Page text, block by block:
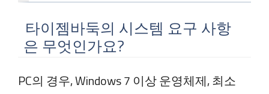
타이젬바둑의 시스템 요구 사항
은 무엇인가요?
PC의 경우, Windows 7 이상 운영체제, 최소